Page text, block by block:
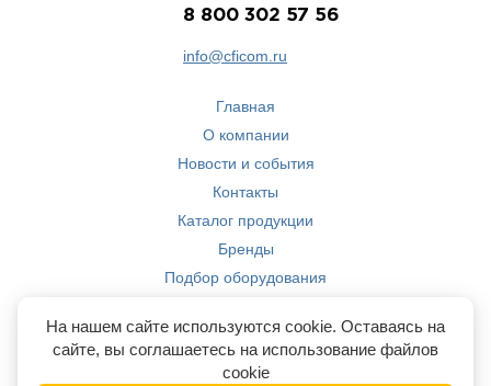
8 800 302 57 56
info@cficom.ru
Главная
О компании
Новости и события
Контакты
Каталог продукции
Бренды
Подбор оборудования
Компетенции
На нашем сайте используются cookie. Оставаясь на
сайте, вы соглашаетесь на использование файлов
cookie